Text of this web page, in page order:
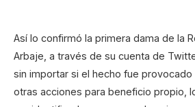
Así lo confirmó la primera dama de la
Arbaje, a través de su cuenta de
sin importar si el hecho fue
otras acciones para beneficio propio,